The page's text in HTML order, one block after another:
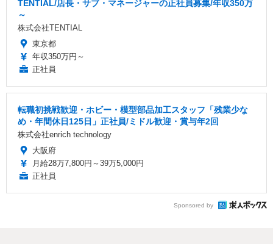
TENTIAL/店長・サブ・マネージャーの正社員募集/年収350万
～
株式会社TENTIAL
東京都
年収350万円～
正社員
転職初挑戦歓迎・ホビー・模型部品加工スタッフ「残業少な
め・年間休日125日」正社員/ミドル歓迎・賞与年2回
株式会社enrich technology
大阪府
月給28万7,800円～39万5,000円
正社員
Sponsored by